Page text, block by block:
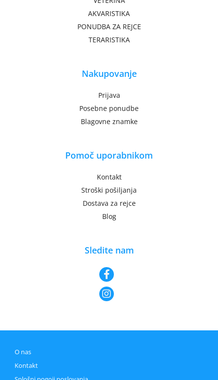
AKVARISTIKA
PONUDBA ZA REJCE
TERARISTIKA
Nakupovanje
Prijava
Posebne ponudbe
Blagovne znamke
Pomoč uporabnikom
Kontakt
Stroški pošiljanja
Dostava za rejce
Blog
Sledite nam
O nas
Kontakt